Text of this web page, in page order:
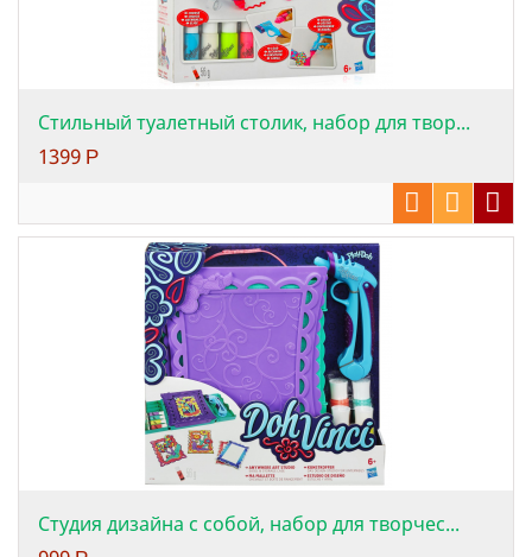
Стильный туалетный столик, набор для твор...
1399 Р
Студия дизайна с собой, набор для творчес...